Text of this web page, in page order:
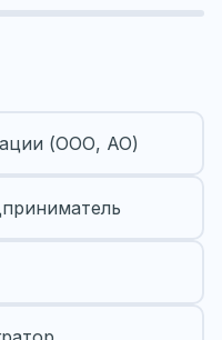
(ООО, АО)